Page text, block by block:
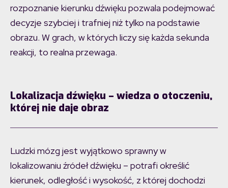
rozpoznanie kierunku dźwięku pozwala podejmować
decyzje szybciej i trafniej niż tylko na podstawie
obrazu. W grach, w których liczy się każda sekunda
reakcji, to realna przewaga.
Lokalizacja dźwięku – wiedza o otoczeniu,
której nie daje obraz
Ludzki mózg jest wyjątkowo sprawny w
lokalizowaniu źródeł dźwięku – potrafi określić
kierunek, odległość i wysokość, z której dochodzi